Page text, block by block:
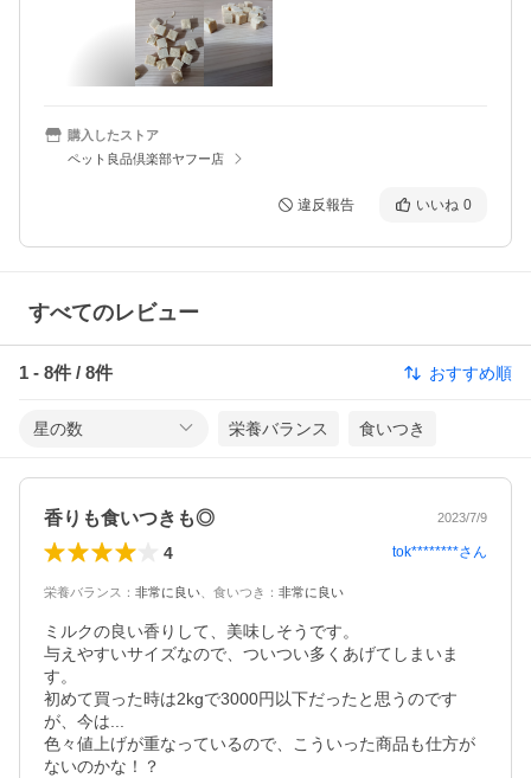
購入したストア
ペット良品倶楽部ヤフー店
違反報告 いいね 0
すべてのレビュー
1 - 8件 / 8件 おすすめ順
星の数 栄養バランス 食いつき
香りも食いつきも◎ 2023/7/9
4 tok********さん
栄養バランス ： 非常に良い 食いつき ： 非常に良い
ミルクの良い香りして、美味しそうです。
与えやすいサイズなので、ついつい多くあげてしまいま
す。
初めて買った時は2kgで3000円以下だったと思うのです
が、今は...
色々値上げが重なっているので、こういった商品も仕方が
ないのかな！？